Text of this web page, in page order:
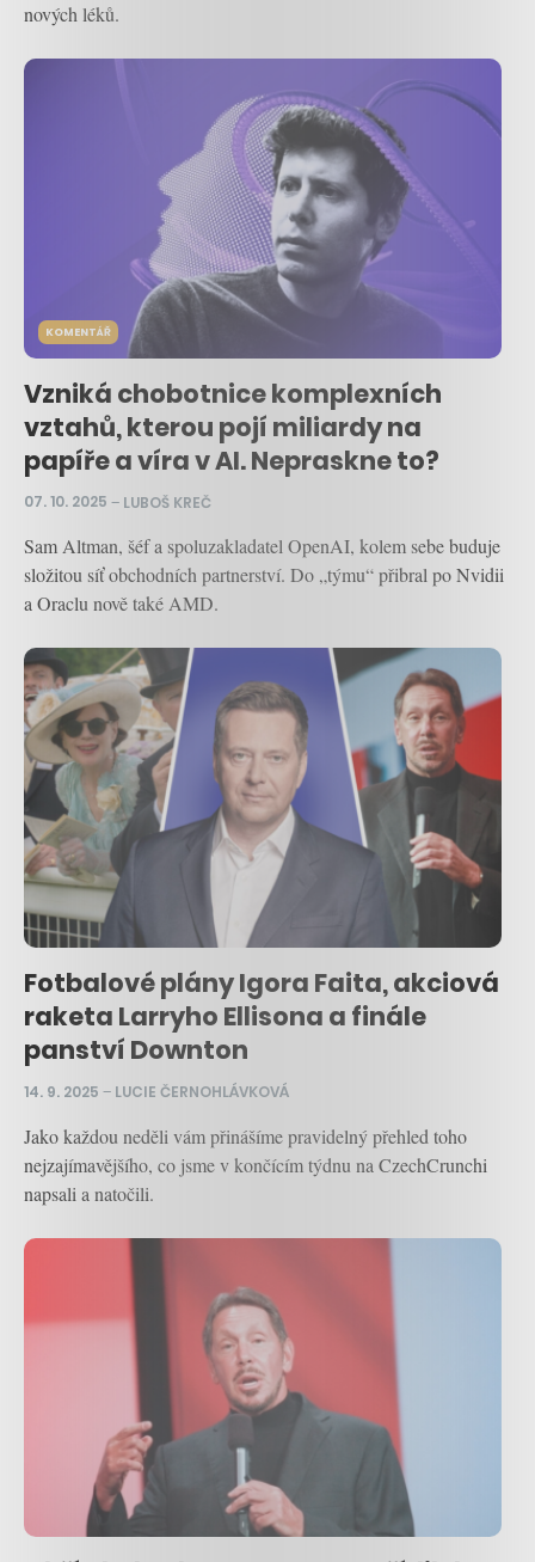
nových léků.
KOMENTÁŘ
Vzniká chobotnice komplexních
vztahů, kterou pojí miliardy na
papíře a víra v AI. Nepraskne to?
07. 10. 2025 – LUBOŠ KREČ
Sam Altman, šéf a spoluzakladatel OpenAI, kolem sebe buduje
složitou síť obchodních partnerství. Do „týmu“ přibral po Nvidii
a Oraclu nově také AMD.
Fotbalové plány Igora Faita, akciová
raketa Larryho Ellisona a finále
panství Downton
14. 9. 2025 – LUCIE ČERNOHLÁVKOVÁ
Jako každou neděli vám přinášíme pravidelný přehled toho
nejzajímavějšího, co jsme v končícím týdnu na CzechCrunchi
napsali a natočili.